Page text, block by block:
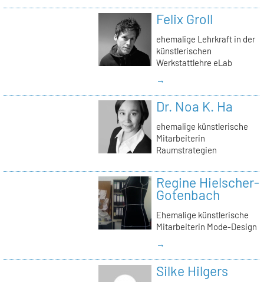
Felix Groll
ehemalige Lehrkraft in der
künstlerischen
Werkstattlehre eLab
→
Dr. Noa K. Ha
ehemalige künstlerische
Mitarbeiterin
Raumstrategien
Regine Hielscher-
Gotenbach
Ehemalige künstlerische
Mitarbeiterin Mode-Design
→
Silke Hilgers